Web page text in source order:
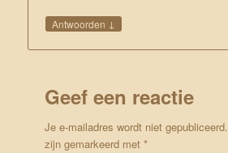
Antwoorden ↓
Geef een reactie
Je e-mailadres wordt niet gepubliceerd.
zijn gemarkeerd met*